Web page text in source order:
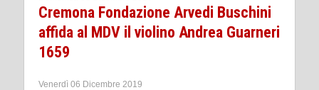
Cremona Fondazione Arvedi Buschini
affida al MDV il violino Andrea Guarneri
1659
Venerdì 06 Dicembre 2019